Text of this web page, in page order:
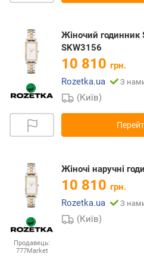
Жіночий годинник
SKW3156
10 810 грн.
Rozetka.ua
З
(Київ)
Продавець:
777Market
Жіночі наручні
10 810 грн.
Rozetka.ua
З
(Київ)